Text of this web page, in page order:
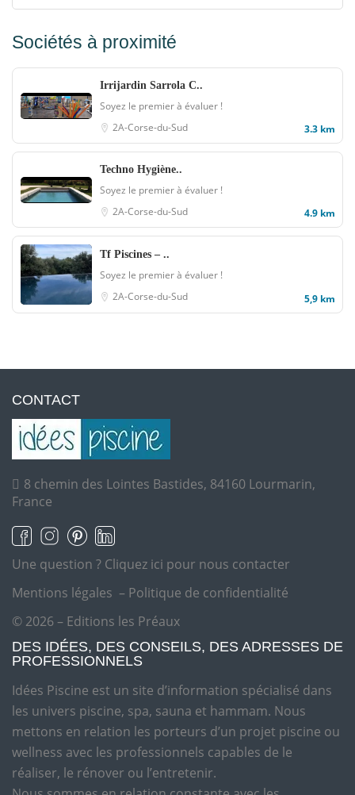
Sociétés à proximité
Irrijardin Sarrola C..
Soyez le premier à évaluer !
2A-Corse-du-Sud
3.3 km
Techno Hygiène..
Soyez le premier à évaluer !
2A-Corse-du-Sud
4.9 km
Tf Piscines – ..
Soyez le premier à évaluer !
2A-Corse-du-Sud
5,9 km
CONTACT
8 chemin des Lointes Bastides, 84160 Lourmarin,
France
Une question ? Cliquez ici pour nous contacter
Mentions légales – Politique de confidentialité
© 2026 – Editions les Préaux
DES IDÉES, DES CONSEILS, DES ADRESSES DE
PROFESSIONNELS
Idées Piscine est un site d’information spécialisé dans
les univers piscine, spa, sauna et hammam. Nous
mettons en relation les porteurs d’un projet piscine ou
wellness avec les professionnels capables de le
réaliser, le rénover ou l’entretenir.